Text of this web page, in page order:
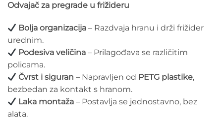
Odvajač za pregrade u frižideru
Bolja organizacija – Razdvaja hranu i drži frižider
urednim.
Podesiva veličina – Prilagođava se različitim
policama.
Čvrst i siguran – Napravljen od PETG plastike,
bezbedan za kontakt s hranom.
Laka montaža – Postavlja se jednostavno, bez
alata.